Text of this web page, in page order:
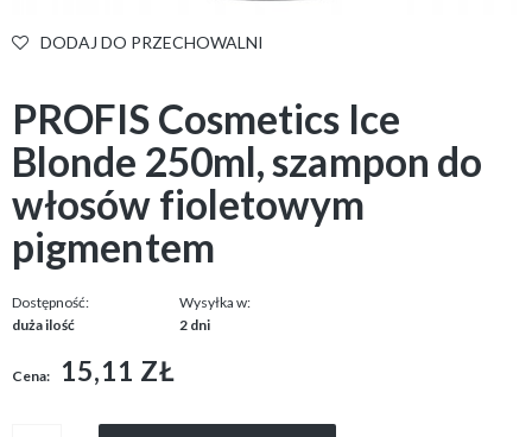
DODAJ DO PRZECHOWALNI
PROFIS Cosmetics Ice
Blonde 250ml, szampon do
włosów fioletowym
pigmentem
Dostępność:
duża ilość
Wysyłka w:
2 dni
Cena: 15,11 ZŁ